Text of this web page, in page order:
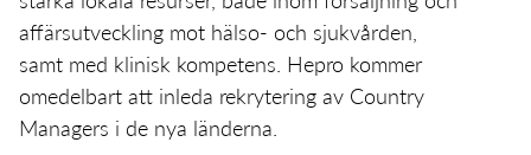
affärsutveckling mot hälso- och sjukvården,
samt med klinisk kompetens. Hepro kommer
omedelbart att inleda rekrytering av Country
Managers i de nya länderna.